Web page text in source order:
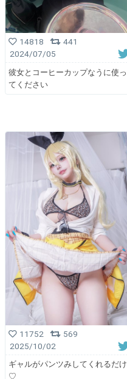
14818
441
2024/07/05
彼女とコーヒーカップなうに使っ
てください
11752
569
2025/10/02
ギャルがパンツみしてくれるだけ
♡